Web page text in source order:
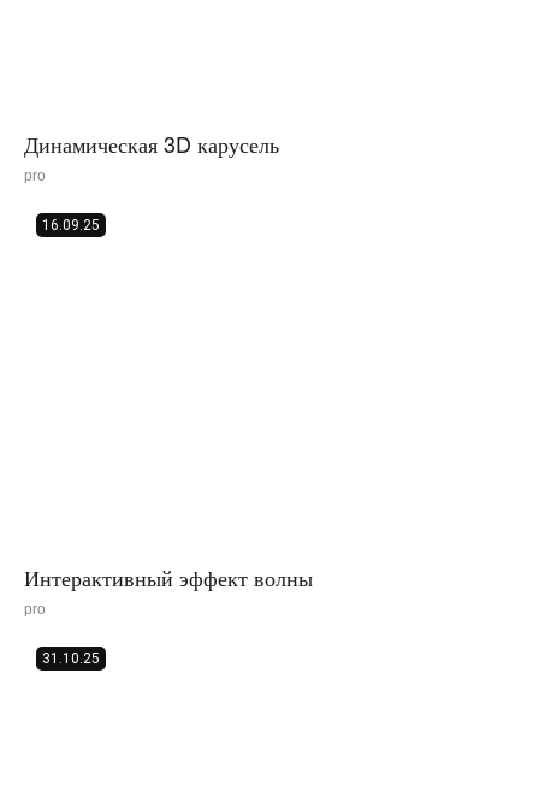
Динамическая 3D карусель
pro
16.09.25
Интерактивный эффект волны
pro
31.10.25